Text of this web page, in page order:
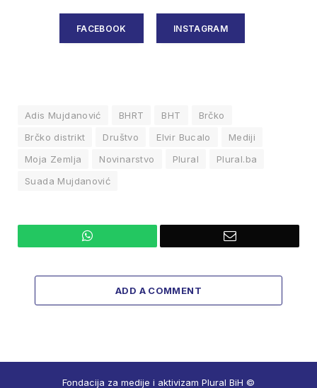
FACEBOOK INSTAGRAM
Adis Mujdanović BHRT BHT
Brčko
Brčko distrikt
Društvo Elvir Bucalo
Mediji
Moja Zemlja
Novinarstvo Plural
Plural.ba
Suada Mujdanović
WhatsApp Email
ADD A COMMENT
Fondacija za medije i aktivizam Plural BiH ©